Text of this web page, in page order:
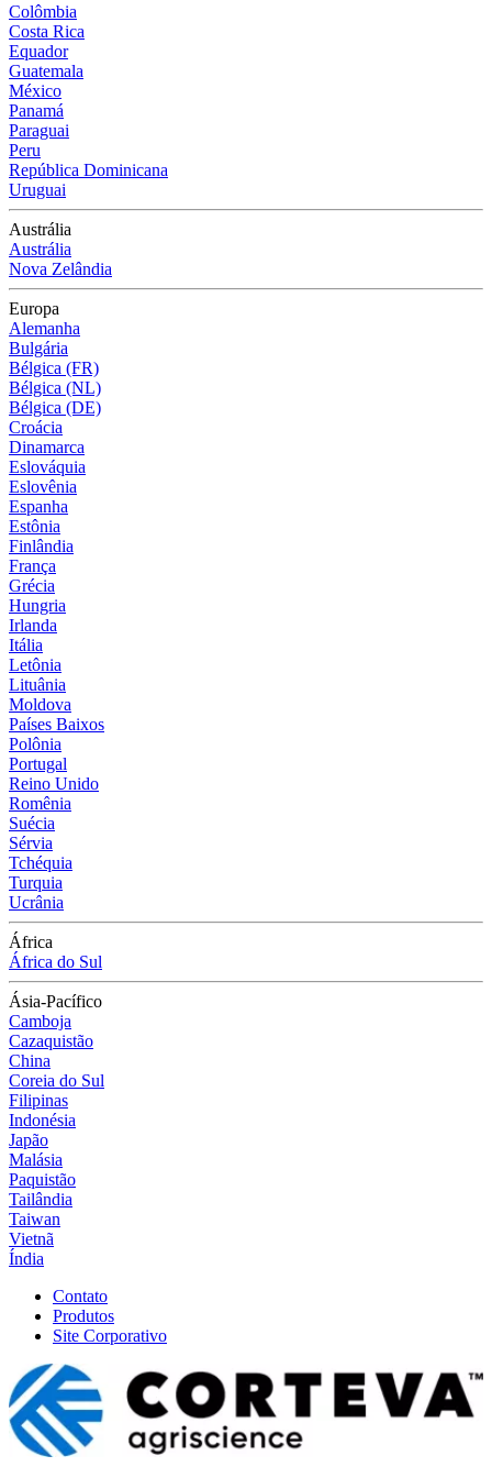
Colômbia
Costa Rica
Equador
Guatemala
México
Panamá
Paraguai
Peru
República Dominicana
Uruguai
Austrália
Austrália
Nova Zelândia
Europa
Alemanha
Bulgária
Bélgica (FR)
Bélgica (NL)
Bélgica (DE)
Croácia
Dinamarca
Eslováquia
Eslovênia
Espanha
Estônia
Finlândia
França
Grécia
Hungria
Irlanda
Itália
Letônia
Lituânia
Moldova
Países Baixos
Polônia
Portugal
Reino Unido
Romênia
Suécia
Sérvia
Tchéquia
Turquia
Ucrânia
África
África do Sul
Ásia-Pacífico
Camboja
Cazaquistão
China
Coreia do Sul
Filipinas
Indonésia
Japão
Malásia
Paquistão
Tailândia
Taiwan
Vietnã
Índia
Contato
Produtos
Site Corporativo